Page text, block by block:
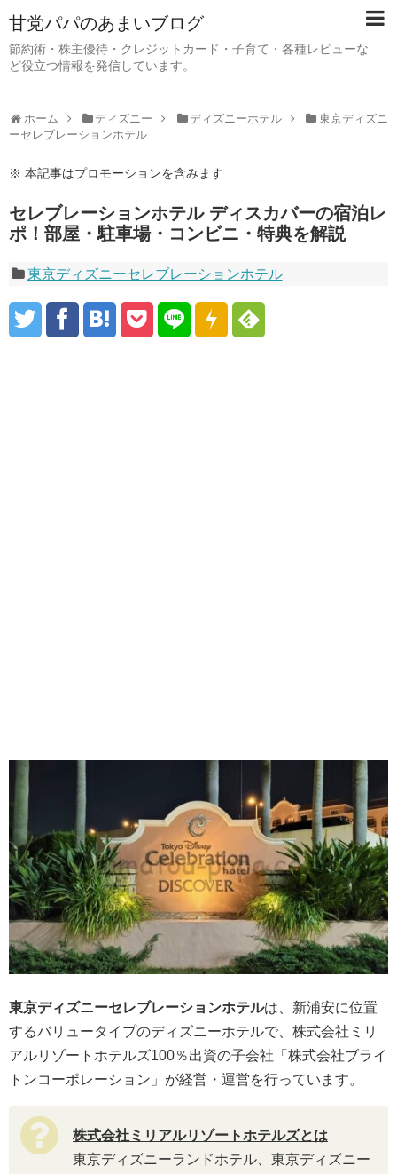
甘党パパのあまいブログ
節約術・株主優待・クレジットカード・子育て・各種レビューな
ど役立つ情報を発信しています。
ホーム ディズニー ディズニーホテル
東京ディズニ
ーセレブレーションホテル
※ 本記事はプロモーションを含みます
セレブレーションホテル ディスカバーの宿泊レ
ポ！部屋・駐車場・コンビニ・特典を解説
東京ディズニーセレブレーションホテル
東京ディズニーセレブレーションホテルは、新浦安に位置
するバリュータイプのディズニーホテルで、株式会社ミリ
アルリゾートホテルズ100％出資の子会社「株式会社ブライ
トンコーポレーション」が経営・運営を行っています。
株式会社ミリアルリゾートホテルズとは
東京ディズニーランドホテル、東京ディズニー